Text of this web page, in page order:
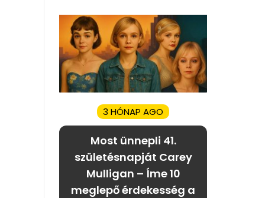
3 HÓNAP AGO
Most ünnepli 41.
születésnapját Carey
Mulligan – Íme 10
meglepő érdekesség a